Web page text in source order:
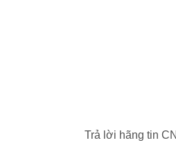
Trả lời hãng tin